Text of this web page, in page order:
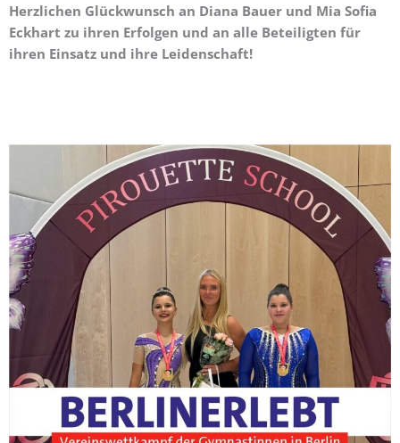
Herzlichen Glückwunsch an Diana Bauer und Mia Sofia
Eckhart zu ihren Erfolgen und an alle Beteiligten für
ihren Einsatz und ihre Leidenschaft!